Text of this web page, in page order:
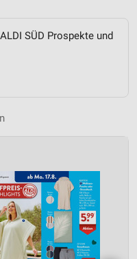
SÜD Prospekte und